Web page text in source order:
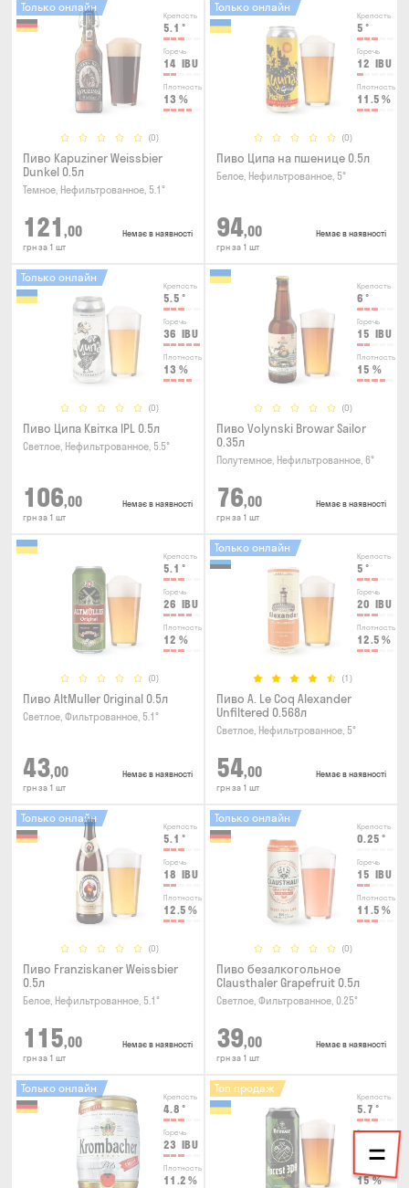
Крепость
5.1 °
Горечь
14 IBU
Плотность
13 %
(0)
Только онлайн
Пиво Kapuziner Weissbier
Dunkel 0.5л
Темное, Нефильтрованное, 5.1°
121 ,00
грн за 1 шт
Немає в наявності
Крепость
5 °
Горечь
12 IBU
Плотность
11.5 %
(0)
Только онлайн
Пиво Ципа на пшенице 0.5л
Белое, Нефильтрованное, 5°
94,00
грн за 1 шт
Немає в наявності
Крепость
5.5 °
Горечь
36 IBU
Плотность
13 %
(0)
Только онлайн
Пиво Ципа Квітка IPL 0.5л
Светлое, Нефильтрованное, 5.5°
106,00
грн за 1 шт
Немає в наявності
Крепость
6 °
Горечь
15 IBU
Плотность
15 %
(0)
Пиво Volynski Browar Sailor
0.35л
Полутемное, Нефильтрованное, 6°
76,00
грн за 1 шт
Немає в наявності
Крепость
5.1 °
Горечь
26 IBU
Плотность
12 %
(0)
Пиво AltMuller Original 0.5л
Светлое, Фильтрованное, 5.1°
43,00
грн за 1 шт
Немає в наявності
Крепость
5 °
Горечь
20 IBU
Плотность
12.5 %
(1)
Только онлайн
Пиво A. Le Coq Alexander
Unfiltered 0.568л
Светлое, Нефильтрованное, 5°
54,00
грн за 1 шт
Немає в наявності
Крепость
5.1 °
Горечь
18 IBU
Плотность
12.5 %
(0)
Только онлайн
Пиво Franziskaner Weissbier
0.5л
Белое, Нефильтрованное, 5.1°
115,00
грн за 1 шт
Немає в наявності
Крепость
0.25 °
Горечь
15 IBU
Плотность
11.5 %
(0)
Только онлайн
Пиво безалкогольное
Clausthaler Grapefruit 0.5л
Светлое, Фильтрованное, 0.25°
39,00
грн за 1 шт
Немає в наявності
Крепость
4.8 °
Горечь
23 IBU
Плотность
11.2 %
Только онлайн
Крепость
5.7 °
Горечь
15%
Топ продаж